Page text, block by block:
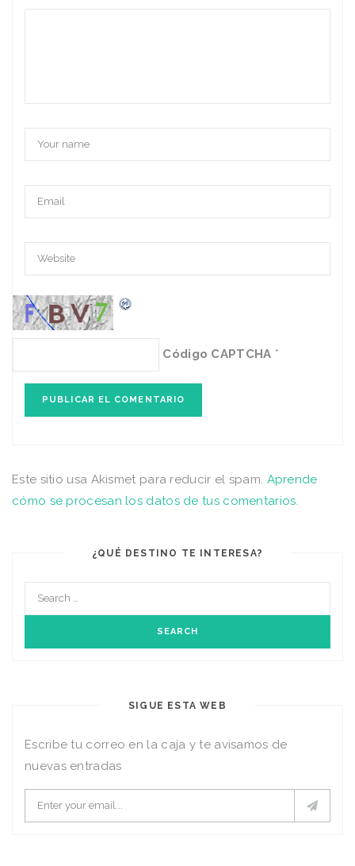
Código CAPTCHA *
Este sitio usa Akismet para reducir el spam. Aprende
cómo se procesan los datos de tus comentarios
¿QUÉ DESTINO TE INTERESA?
SIGUE ESTA WEB
Escribe tu correo en la caja y te avisamos de
nuevas entradas